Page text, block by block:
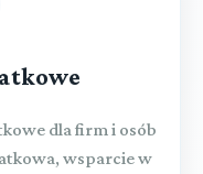
dla firm i osób
wsparcie w